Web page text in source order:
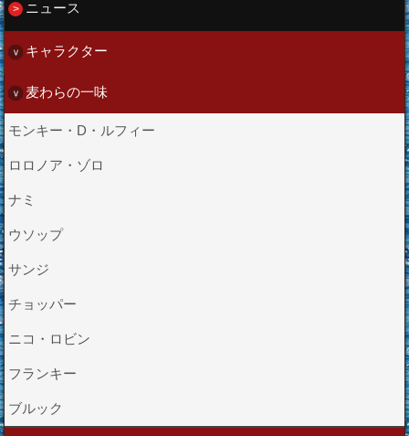
ニュース
キャラクター
麦わらの一味
モンキー・D・ルフィー
ロロノア・ゾロ
ナミ
ウソップ
サンジ
チョッパー
ニコ・ロビン
フランキー
ブルック